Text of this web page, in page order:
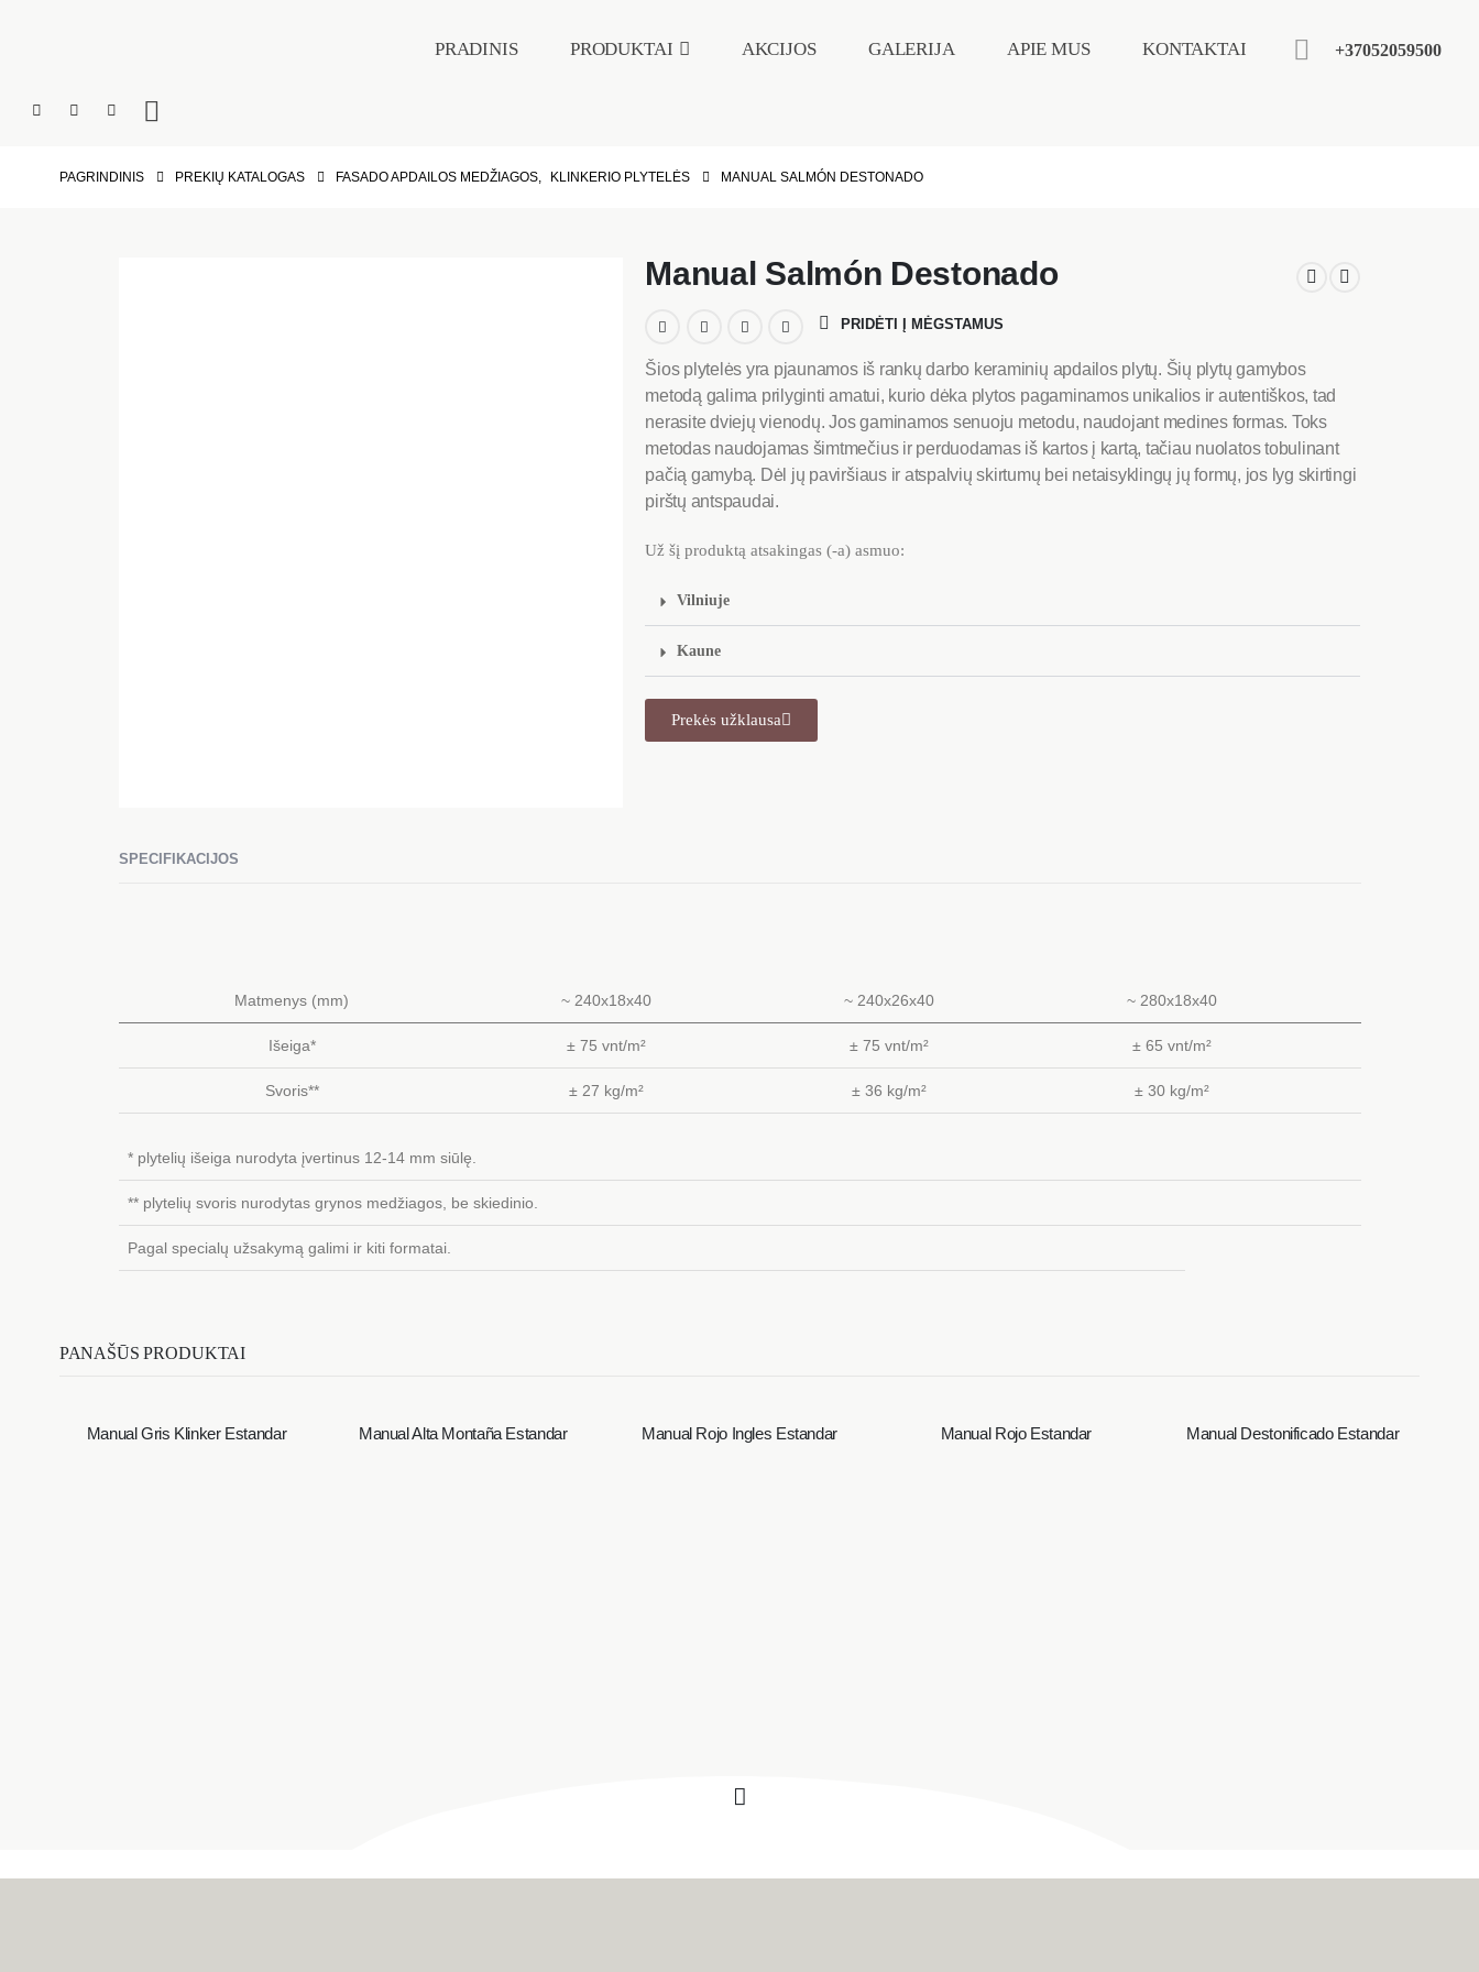
PRADINIS PRODUKTAI AKCIJOS GALERIJA APIE MUS KONTAKTAI +37052059500
PAGRINDINIS PREKIŲ KATALOGAS FASADO APDAILOS MEDŽIAGOS, KLINKERIO PLYTELĖS MANUAL SALMÓN DESTONADO
Manual Salmón Destonado
PRIDĖTI Į MĖGSTAMUS
Šios plytelės yra pjaunamos iš rankų darbo keraminių apdailos plytų. Šių plytų gamybos
metodą galima prilyginti amatui, kurio dėka plytos pagaminamos unikalios ir autentiškos, tad
nerasite dviejų vienodų. Jos gaminamos senuoju metodu, naudojant medines formas. Toks
metodas naudojamas šimtmečius ir perduodamas iš kartos į kartą, tačiau nuolatos tobulinant
pačią gamybą. Dėl jų paviršiaus ir atspalvių skirtumų bei netaisyklingų jų formų, jos lyg skirtingi
pirštų antspaudai.
Už šį produktą atsakingas (-a) asmuo:
Vilniuje
Kaune
Prekės užklausa
SPECIFIKACIJOS
Matmenys (mm) ~ 240x18x40 ~ 240x26x40 ~ 280x18x40
Išeiga* ± 75 vnt/m² ± 75 vnt/m² ± 65 vnt/m²
Svoris** ± 27 kg/m² ± 36 kg/m² ± 30 kg/m²
* plytelių išeiga nurodyta įvertinus 12-14 mm siūlę.
** plytelių svoris nurodytas grynos medžiagos, be skiedinio.
Pagal specialų užsakymą galimi ir kiti formatai.
PANAŠŪS PRODUKTAI
Manual Gris Klinker Estandar Manual Alta Montaña Estandar Manual Rojo Ingles Estandar Manual Rojo Estandar Manual Destonificado Estandar